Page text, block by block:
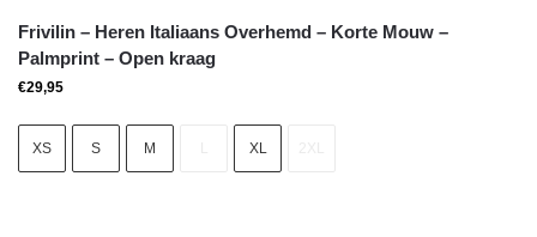
Frivilin – Heren Italiaans Overhemd – Korte Mouw –
Palmprint – Open kraag
€29,95
XS S M XL